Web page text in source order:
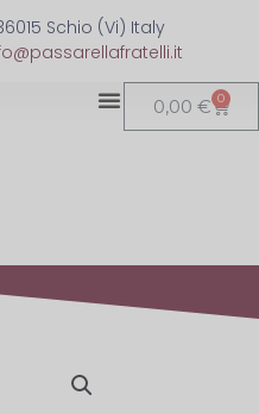
Schio (Vi) Italy
0,00€ 0